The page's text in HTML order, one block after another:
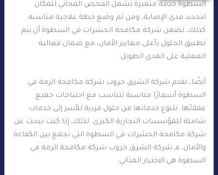
السطوة خدمة متميزة تشمل الفحص المجاني للمكان
لتحديد مدى الإصابة، ومن ثم وضع خطة علاجية مناسبة.
كذلك، تضمن شركة مكافحة الحشرات في السطوة أن يتم
تطبيق الحلول بأعلى معايير الأمان، مع ضمان فعالية
العملية على المدى الطويل.
أيضًا، تقدم شركة الشرق جروب شركة مكافحة الرمة في
السطوة أسعارًا مناسبة تتناسب مع احتياجات جميع
عملائها. تتنوع خدماتها من حلول فردية للأسر إلى خدمات
شاملة للمؤسسات التجارية الكبرى. لذلك، إذا كنت تبحث عن
شركة مكافحة الحشرات في السطوة التي تجمع بين الكفاءة
والأمان، فـ شركة الشرق جروب شركة مكافحة الرمة في
السطوة هي الاختيار المثالي.